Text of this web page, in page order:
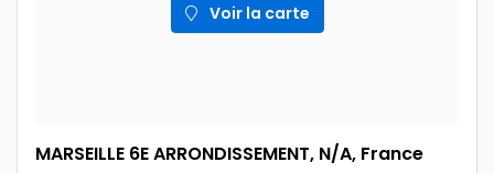
Voir la carte
MARSEILLE 6E ARRONDISSEMENT, N/A, France